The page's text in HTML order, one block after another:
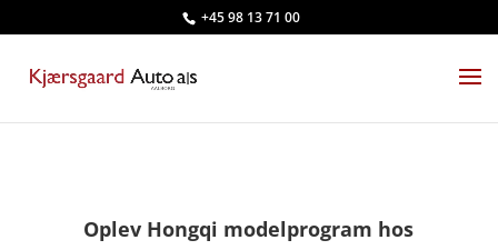
+45 98 13 71 00
Oplev Hongqi modelprogram hos